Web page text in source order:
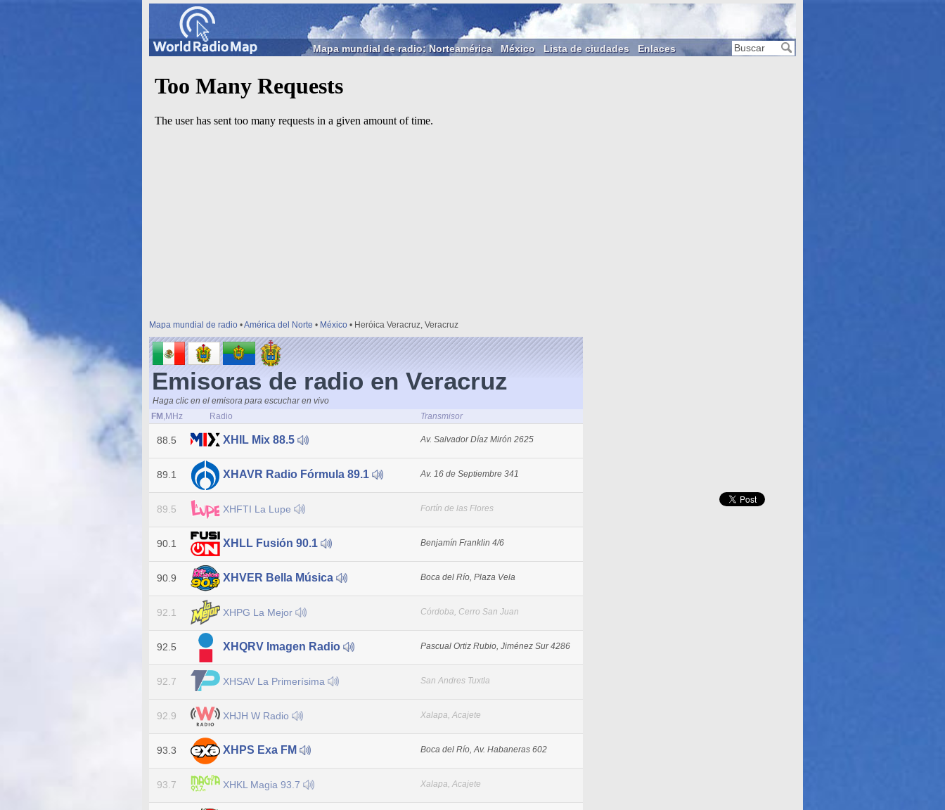
Mapa mundial de radio: Norteamérica México Lista de ciudades Enlaces
Mapa mundial de radio •América del Norte • México • Heróica Veracruz, Veracruz
Emisoras de radio en Veracruz
Haga clic en el emisora para escuchar en vivo
FM ,MHz Radio Transmisor
88.5 XHIL Mix 88.5 Av. Salvador Díaz Mirón 2625
89.1 XHAVR Radio Fórmula 89.1 Av. 16 de Septiembre 341
89.5 XHFTI La Lupe Fortín de las Flores
90.1 XHLL Fusión 90.1 Benjamín Franklin 4/6
90.9 XHVER Bella Música Boca del Río, Plaza Vela
92.1 XHPG La Mejor Córdoba, Cerro San Juan
92.5 XHQRV Imagen Radio Pascual Ortiz Rubio, Jiménez Sur 4286
92.7 XHSAV La Primerísima San Andres Tuxtla
92.9 XHJH W Radio Xalapa, Acajete
93.3 XHPS Exa FM Boca del Río, Av. Habaneras 602
93.7 XHKL Magia 93.7 Xalapa, Acajete